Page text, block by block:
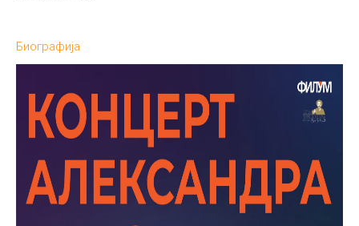
Биографија